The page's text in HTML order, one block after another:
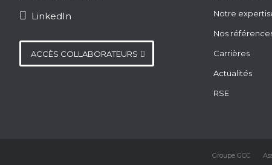
LinkedIn
ACCÈS COLLABORATEURS
Notre
Nos
Carrières
Actualités
RSE
Groupe GCC